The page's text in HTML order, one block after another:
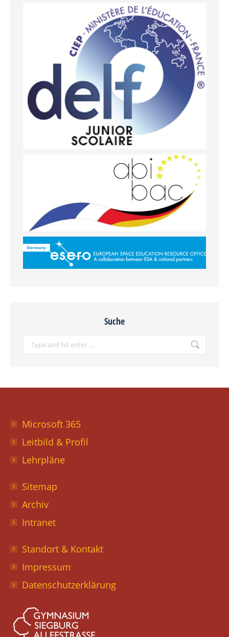
Suche
Search:
Microsoft 365
Leitbild & Profil
Lehrpläne
Sitemap
Archiv
Intranet
Standort & Kontakt
Impressum
Datenschutzerklärung